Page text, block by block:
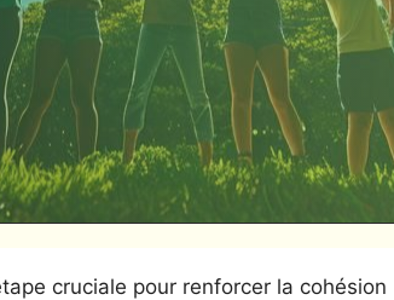
cruciale pour renforcer la cohésion